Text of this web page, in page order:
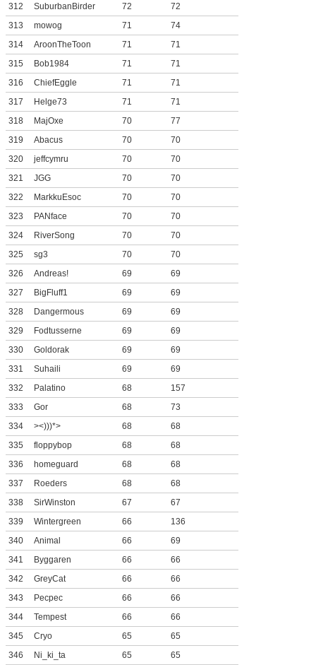
312 SuburbanBirder 72
72
313
mowog 71
74
314
AroonTheToon 71
71
315
Bob1984 71
71
316
ChiefEggle 71
71
317
Helge73 71
71
318
MajOxe 70
77
319
Abacus 70
70
320
jeffcymru 70
70
321
JGG 70
70
322
MarkkuEsoc 70
70
323
PANface 70
70
324
RiverSong 70
70
325
sg3 70
70
326
Andreas! 69
69
327
BigFluff1 69
69
328
Dangermous 69
69
329
Fodtusserne 69
69
330
Goldorak 69
69
331
Suhaili 69
69
332
Palatino 68
157
333
Gor 68
73
334
><)))*> 68
68
335
floppybop 68
68
336
homeguard 68
68
337
Roeders 68
68
338
SirWinston 67
67
339
Wintergreen 66
136
340
Animal 66
69
341
Byggaren 66
66
342
GreyCat 66
66
343
Pecpec 66
66
344
Tempest 66
66
345
Cryo 65
65
346
Ni_ki_ta 65
65